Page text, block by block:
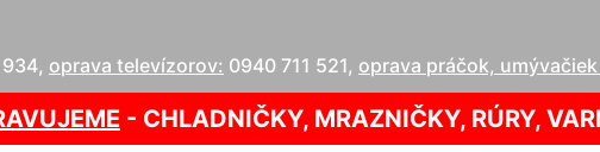
934, oprava televízorov: 0940 711 521, oprava práčok,
- CHLADNIČKY, MRAZNIČKY, RÚRY,